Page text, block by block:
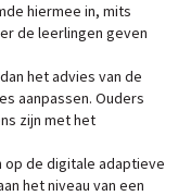
hiermee in, mits
de leerlingen geven
het advies van de
aanpassen. Ouders
zijn met het
op de digitale adaptieve
het niveau van een